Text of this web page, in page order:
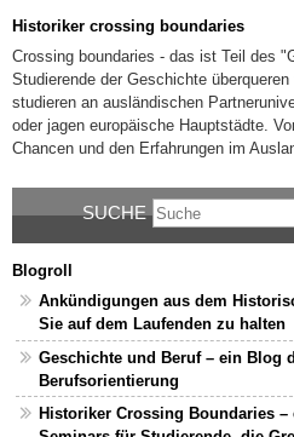
Historiker crossing boundaries
Crossing boundaries - das ist Teil des
Studierende der Geschichte
studieren an ausländischen
oder jagen europäische Hauptstädte.
Chancen und den Erfahrungen im
SUCHE
Blogroll
Ankündigungen aus dem
Sie auf dem Laufenden zu halten
Geschichte und Beruf – ein Blog
Berufsorientierung
Historiker Crossing Boundaries